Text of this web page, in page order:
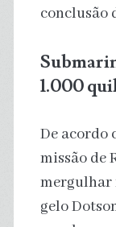
conclusão
1.000
De acordo
missão de
mergulhar
gelo